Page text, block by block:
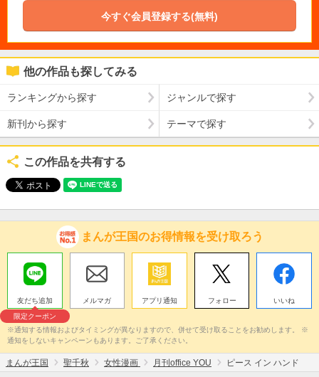
今すぐ会員登録する(無料)
他の作品も探してみる
ランキングから探す ジャンルで探す
新刊から探す テーマで探す
この作品を共有する
まんが王国のお得情報を受け取ろう
友だち追加
限定クーポン
メルマガ アプリ通知 フォロー いいね
※通知する情報およびタイミングが異なりますので、併せて受け取ることをお勧めします。 ※
通知をしないキャンペーンもあります。ご了承ください。
まんが王国 聖千秋 女性漫画 月刊office YOU ピース イン ハンド